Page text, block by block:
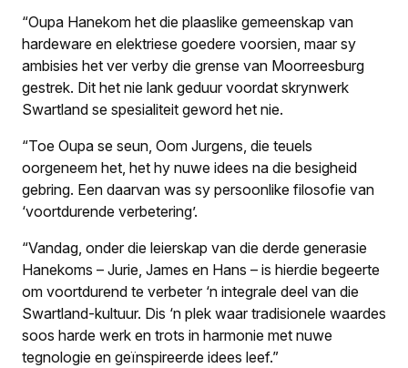
“Oupa Hanekom het die plaaslike gemeenskap van
hardeware en elektriese goedere voorsien, maar sy
ambisies het ver verby die grense van Moorreesburg
gestrek. Dit het nie lank geduur voordat skrynwerk
Swartland se spesialiteit geword het nie.
“Toe Oupa se seun, Oom Jurgens, die teuels
oorgeneem het, het hy nuwe idees na die besigheid
gebring. Een daarvan was sy persoonlike filosofie van
‘voortdurende verbetering’.
“Vandag, onder die leierskap van die derde generasie
Hanekoms – Jurie, James en Hans – is hierdie begeerte
om voortdurend te verbeter ‘n integrale deel van die
Swartland-kultuur. Dis ‘n plek waar tradisionele waardes
soos harde werk en trots in harmonie met nuwe
tegnologie en geïnspireerde idees leef.”